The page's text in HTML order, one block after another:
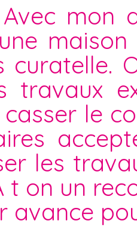
Avec mon
curatelle.
travaux
le
les
t on un
avance